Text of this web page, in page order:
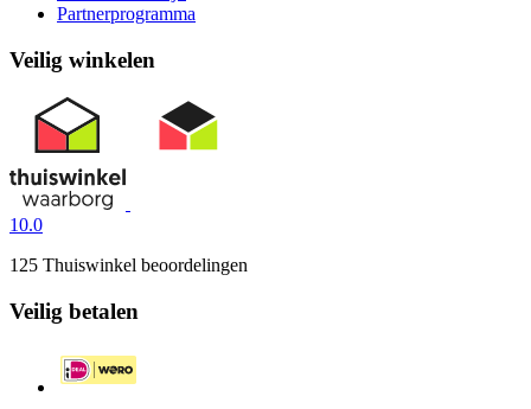
Partnerprogramma
Veilig winkelen
10.0
125 Thuiswinkel beoordelingen
Veilig betalen